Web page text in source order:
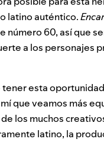
latino auténtico.
número 60, así que
a los personajes
esta
que veamos más
los muchos
latino, la